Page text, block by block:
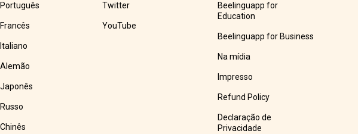
Twitter
YouTube
Beelinguapp for
Education
Beelinguapp for Business
Na mídia
Impresso
Refund Policy
Declaração de
Privacidade